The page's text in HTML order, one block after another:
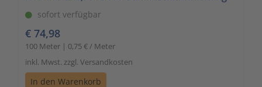
sofort verfügbar
€ 74,98
100 Meter | 0,75 € / Meter
inkl. Mwst. zzgl. Versandkosten
In den Warenkorb